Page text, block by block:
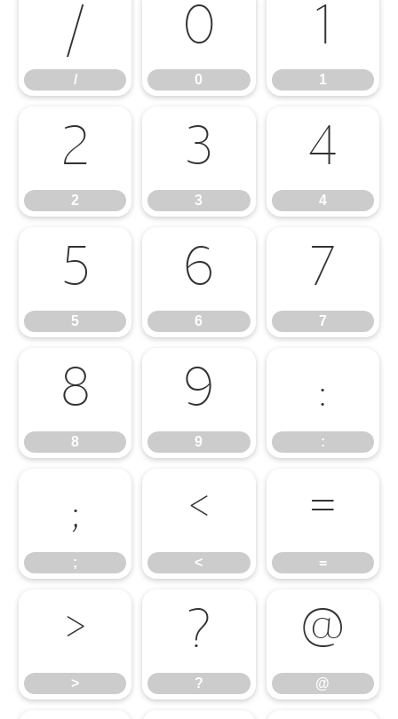
/
/
0
0
1
1
2
2
3
3
4
4
5
5
6
6
7
7
8
8
9
9
:
:
;
;
<
<
=
=
>
>
?
?
@
@